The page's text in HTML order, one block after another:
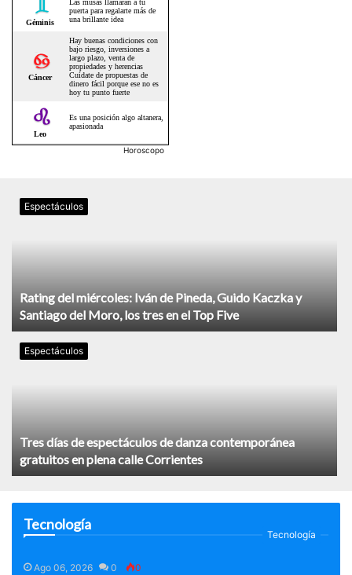
Horoscopo
Espectáculos
Rating del miércoles: Iván de Pineda, Guido Kaczka y
Santiago del Moro, los tres en el Top Five
Espectáculos
Tres días de espectáculos de danza contemporánea
gratuitos en plena calle Corrientes
Tecnología
Tecnología
Ago 06, 2026 0 0